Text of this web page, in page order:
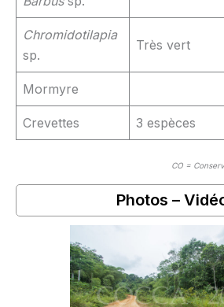
Chromidotilapia
sp.
Très vert
Mormyre
Crevettes 3 espèces
CO =
Photos –